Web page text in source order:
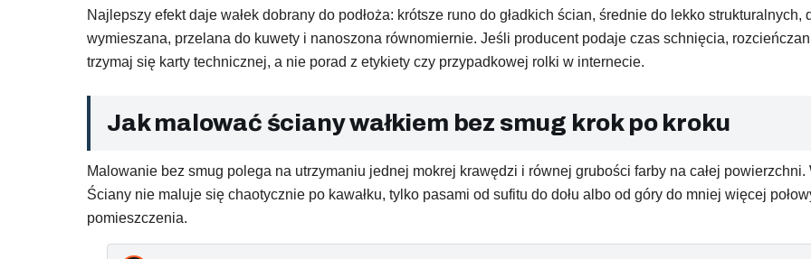
Najlepszy efekt daje wałek dobrany do podłoża: krótsze runo do gładkich ścian, średnie do lekko
wymieszana, przelana do kuwety i nanoszona równomiernie. Jeśli producent podaje czas schnięcia,
trzymaj się karty technicznej, a nie porad z etykiety czy przypadkowej rolki w internecie.
Jak malować ściany wałkiem bez smug krok po kroku
Malowanie bez smug polega na utrzymaniu jednej mokrej krawędzi i równej grubości farby na całej
Ściany nie maluje się chaotycznie po kawałku, tylko pasami od sufitu do dołu albo od góry do mniej więcej
pomieszczenia.